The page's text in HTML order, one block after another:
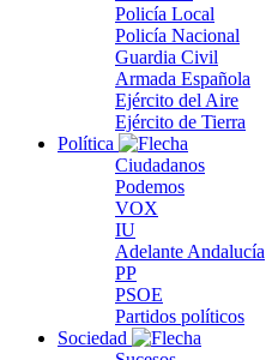
Policía Local
Policía Nacional
Guardia Civil
Armada Española
Ejército del Aire
Ejército de Tierra
Política
Ciudadanos
Podemos
VOX
IU
Adelante Andalucía
PP
PSOE
Partidos políticos
Sociedad